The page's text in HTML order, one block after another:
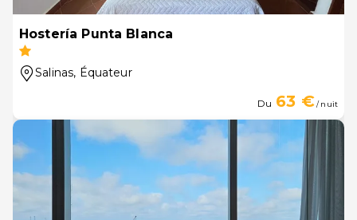
Hostería Punta Blanca
Salinas, Équateur
Du 63 €/ nuit